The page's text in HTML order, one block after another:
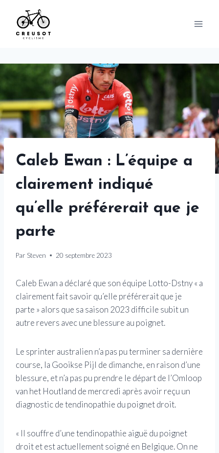
content
Caleb Ewan : L’équipe a
clairement indiqué
qu’elle préférerait que je
parte
Par Steven 20 septembre 2023
Caleb Ewan a déclaré que son équipe Lotto-Dstny « a
clairement fait savoir qu’elle préférerait que je
parte » alors que sa saison 2023 difficile subit un
autre revers avec une blessure au poignet.
Le sprinter australien n’a pas pu terminer sa dernière
course, la Gooikse Pijl de dimanche, en raison d’une
blessure, et n’a pas pu prendre le départ de l’Omloop
van het Houtland de mercredi après avoir reçu un
diagnostic de tendinopathie du poignet droit.
« Il souffre d’une tendinopathie aiguë du poignet
droit et est actuellement soigné en Belgique. On ne